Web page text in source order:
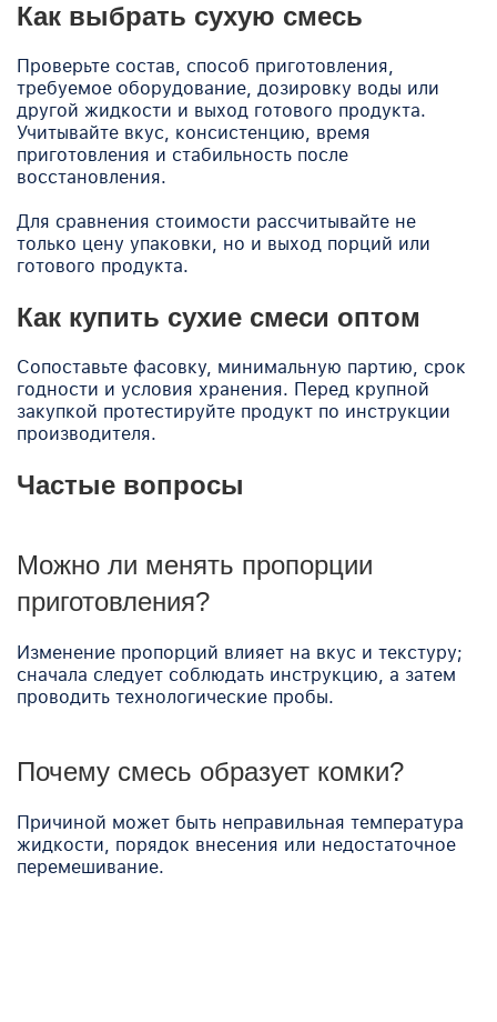
Как выбрать сухую смесь
Проверьте состав, способ приготовления,
требуемое оборудование, дозировку воды или
другой жидкости и выход готового продукта.
Учитывайте вкус, консистенцию, время
приготовления и стабильность после
восстановления.
Для сравнения стоимости рассчитывайте не
только цену упаковки, но и выход порций или
готового продукта.
Как купить сухие смеси оптом
Сопоставьте фасовку, минимальную партию, срок
годности и условия хранения. Перед крупной
закупкой протестируйте продукт по инструкции
производителя.
Частые вопросы
Можно ли менять пропорции
приготовления?
Изменение пропорций влияет на вкус и текстуру;
сначала следует соблюдать инструкцию, а затем
проводить технологические пробы.
Почему смесь образует комки?
Причиной может быть неправильная температура
жидкости, порядок внесения или недостаточное
перемешивание.